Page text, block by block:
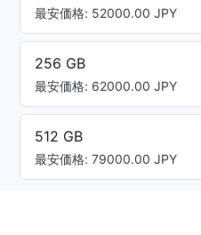
最安価格: 52000.00 JPY
256 GB
最安価格: 62000.00 JPY
512 GB
最安価格: 79000.00 JPY